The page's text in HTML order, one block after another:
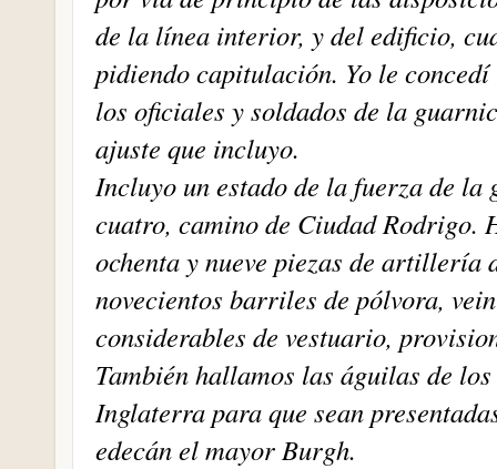
de la línea interior, y del edificio,
pidiendo capitulación. Yo le
los oficiales y soldados de la
ajuste que incluyo.
Incluyo un estado de la fuerza de
cuatro, camino de Ciudad Rodrigo.
ochenta y nueve piezas de artillería
novecientos barriles de pólvora,
considerables de vestuario,
También hallamos las águilas de
Inglaterra para que sean
edecán el mayor Burgh.